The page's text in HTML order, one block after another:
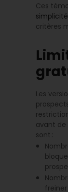
Ces
critères
Les
avant de
sont :